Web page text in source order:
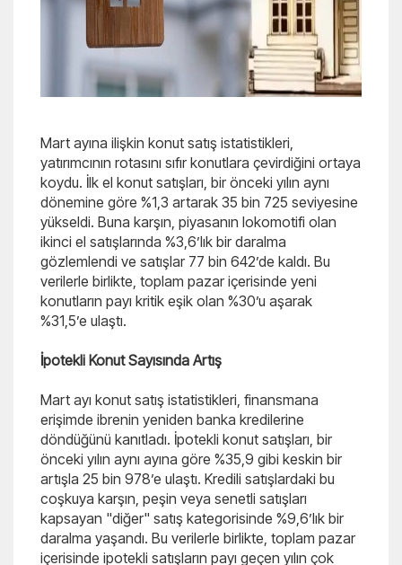
Mart ayına ilişkin konut satış istatistikleri,
yatırımcının rotasını sıfır konutlara çevirdiğini ortaya
koydu. İlk el konut satışları, bir önceki yılın aynı
dönemine göre %1,3 artarak 35 bin 725 seviyesine
yükseldi. Buna karşın, piyasanın lokomotifi olan
ikinci el satışlarında %3,6’lık bir daralma
gözlemlendi ve satışlar 77 bin 642’de kaldı. Bu
verilerle birlikte, toplam pazar içerisinde yeni
konutların payı kritik eşik olan %30’u aşarak
%31,5’e ulaştı.
İpotekli Konut Sayısında Artış
Mart ayı konut satış istatistikleri, finansmana
erişimde ibrenin yeniden banka kredilerine
döndüğünü kanıtladı. İpotekli konut satışları, bir
önceki yılın aynı ayına göre %35,9 gibi keskin bir
artışla 25 bin 978’e ulaştı. Kredili satışlardaki bu
coşkuya karşın, peşin veya senetli satışları
kapsayan "diğer" satış kategorisinde %9,6’lık bir
daralma yaşandı. Bu verilerle birlikte, toplam pazar
içerisinde ipotekli satışların payı geçen yılın çok